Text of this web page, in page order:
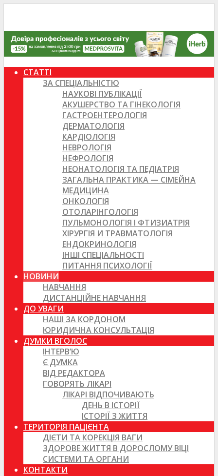
СТАТТІ
ЗА СПЕЦІАЛЬНІСТЮ
НАУКОВІ ПУБЛІКАЦІЇ
АКУШЕРСТВО ТА ГІНЕКОЛОГІЯ
ГАСТРОЕНТЕРОЛОГІЯ
ДЕРМАТОЛОГІЯ
КАРДІОЛОГІЯ
НЕВРОЛОГІЯ
НЕФРОЛОГІЯ
НЕОНАТОЛОГІЯ ТА ПЕДІАТРІЯ
ЗАГАЛЬНА ПРАКТИКА — СІМЕЙНА
МЕДИЦИНА
ОНКОЛОГІЯ
ОТОЛАРІНГОЛОГІЯ
ПУЛЬМОНОЛОГІЯ І ФТИЗИАТРІЯ
ХІРУРГІЯ И ТРАВМАТОЛОГІЯ
ЕНДОКРИНОЛОГІЯ
ІНШІ СПЕЦІАЛЬНОСТІ
ПИТАННЯ ПСИХОЛОГІЇ
НОВИНИ
НАВЧАННЯ
ДИСТАНЦІЙНЕ НАВЧАННЯ
ДО УВАГИ
НАШІ ЗА КОРДОНОМ
ЮРИДИЧНА КОНСУЛЬТАЦІЯ
ДУМКИ ВГОЛОС
ІНТЕРВ’Ю
Є ДУМКА
ВІД РЕДАКТОРА
ГОВОРЯТЬ ЛІКАРІ
ЛІКАРІ ВІДПОЧИВАЮТЬ
ДЕНЬ В ІСТОРІЇ
ІСТОРІЇ З ЖИТТЯ
ТЕРИТОРІЯ ПАЦІЄНТА
ДІЄТИ ТА КОРЕКЦІЯ ВАГИ
ЗДОРОВЕ ЖИТТЯ В ДОРОСЛОМУ ВІЦІ
СИСТЕМИ ТА ОРГАНИ
КОНТАКТИ